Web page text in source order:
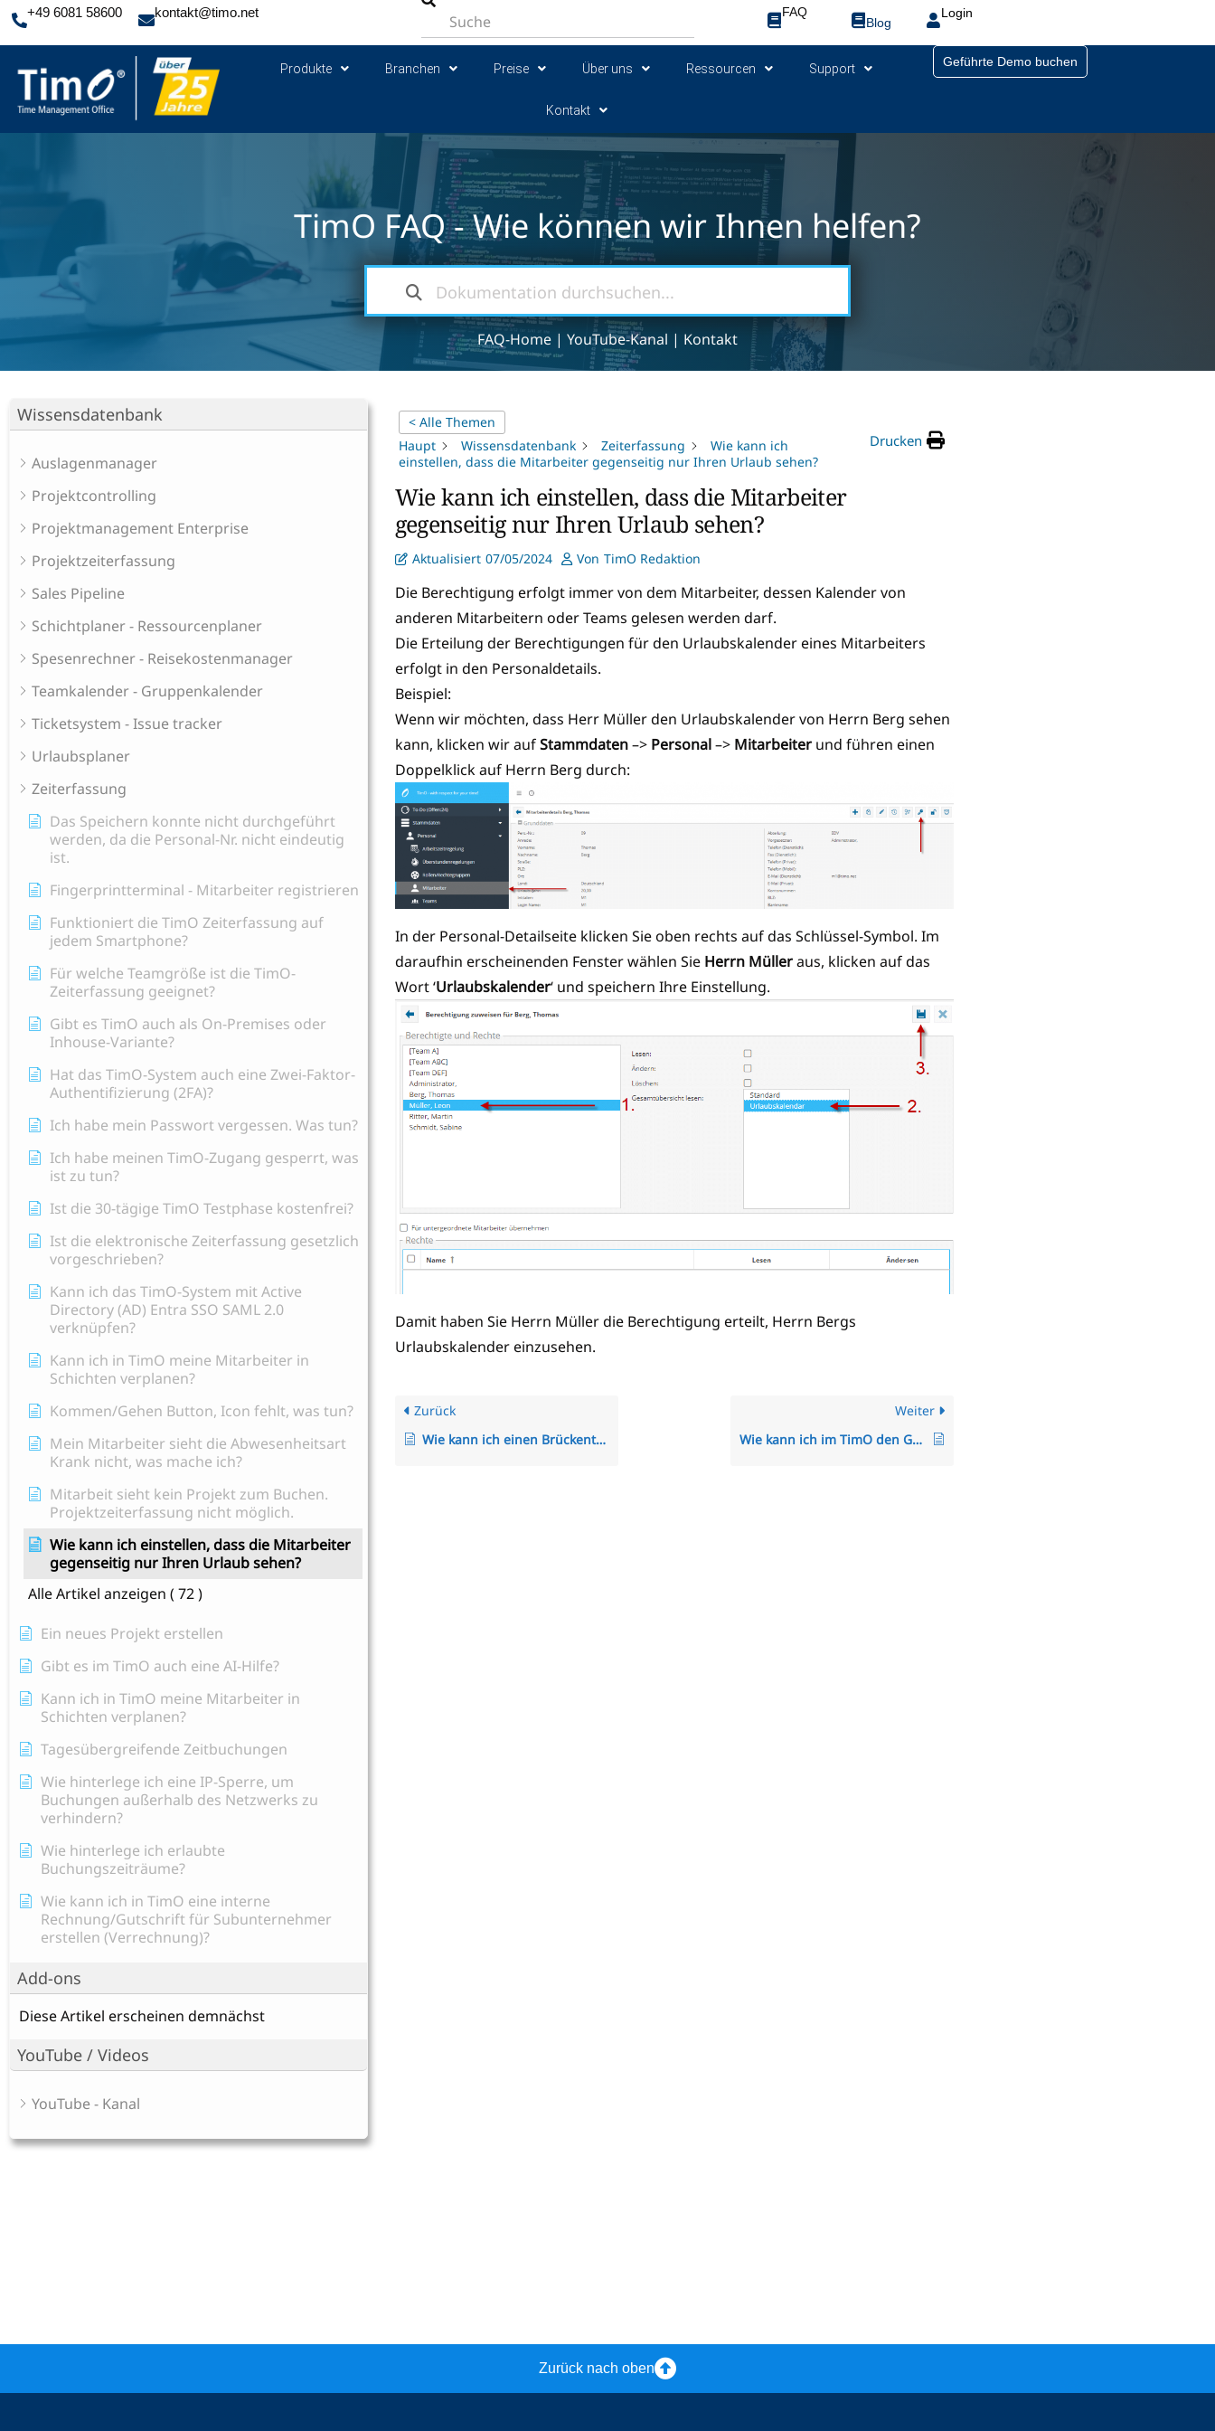
+49 6081 58600 kontakt@timo.net FAQ
Blog
Login
Produkte Branchen Preise Über uns Ressourcen Support
Kontakt
Geführte Demo buchen
TimO FAQ - Wie können wir Ihnen helfen?
FAQ-Home | YouTube-Kanal | Kontakt
Wissensdatenbank
Auslagenmanager
Projektcontrolling
Projektmanagement Enterprise
Projektzeiterfassung
Sales Pipeline
Schichtplaner - Ressourcenplaner
Spesenrechner - Reisekostenmanager
Teamkalender - Gruppenkalender
Ticketsystem - Issue tracker
Urlaubsplaner
Zeiterfassung
Das Speichern konnte nicht durchgeführt
werden, da die Personal-Nr. nicht eindeutig
ist.
Fingerprintterminal - Mitarbeiter registrieren
Funktioniert die TimO Zeiterfassung auf
jedem Smartphone?
Für welche Teamgröße ist die TimO-
Zeiterfassung geeignet?
Gibt es TimO auch als On-Premises oder
Inhouse-Variante?
Hat das TimO-System auch eine Zwei-Faktor-
Authentifizierung (2FA)?
Ich habe mein Passwort vergessen. Was tun?
Ich habe meinen TimO-Zugang gesperrt, was
ist zu tun?
Ist die 30-tägige TimO Testphase kostenfrei?
Ist die elektronische Zeiterfassung gesetzlich
vorgeschrieben?
Kann ich das TimO-System mit Active
Directory (AD) Entra SSO SAML 2.0
verknüpfen?
Kann ich in TimO meine Mitarbeiter in
Schichten verplanen?
Kommen/Gehen Button, Icon fehlt, was tun?
Mein Mitarbeiter sieht die Abwesenheitsart
Krank nicht, was mache ich?
Mitarbeit sieht kein Projekt zum Buchen.
Projektzeiterfassung nicht möglich.
Wie kann ich einstellen, dass die Mitarbeiter
gegenseitig nur Ihren Urlaub sehen?
Alle Artikel anzeigen ( 72 )
Ein neues Projekt erstellen
Gibt es im TimO auch eine AI-Hilfe?
Kann ich in TimO meine Mitarbeiter in
Schichten verplanen?
Tagesübergreifende Zeitbuchungen
Wie hinterlege ich eine IP-Sperre, um
Buchungen außerhalb des Netzwerks zu
verhindern?
Wie hinterlege ich erlaubte
Buchungszeiträume?
Wie kann ich in TimO eine interne
Rechnung/Gutschrift für Subunternehmer
erstellen (Verrechnung)?
Add-ons
Diese Artikel erscheinen demnächst
YouTube / Videos
YouTube - Kanal
< Alle Themen
Haupt
Wissensdatenbank Zeiterfassung
Wie kann ich
einstellen, dass die Mitarbeiter gegenseitig nur Ihren Urlaub sehen?
Drucken
Wie kann ich einstellen, dass die Mitarbeiter
gegenseitig nur Ihren Urlaub sehen?
Aktualisiert 07/05/2024 Von TimO Redaktion
Die Berechtigung erfolgt immer von dem Mitarbeiter, dessen Kalender von
anderen Mitarbeitern oder Teams gelesen werden darf.
Die Erteilung der Berechtigungen für den Urlaubskalender eines Mitarbeiters
erfolgt in den Personaldetails.
Beispiel:
Wenn wir möchten, dass Herr Müller den Urlaubskalender von Herrn Berg sehen
kann, klicken wir aufStammdaten–> Personal–> Mitarbeiter und führen einen
Doppelklick auf Herrn Berg durch:
In der Personal-Detailseite klicken Sie oben rechts auf das Schlüssel-Symbol. Im
daraufhin erscheinenden Fenster wählen Sie Herrn Mülleraus, klicken auf das
Wort ‘Urlaubskalender‘ und speichern Ihre Einstellung.
Damit haben Sie Herrn Müller die Berechtigung erteilt, Herrn Bergs
Urlaubskalender einzusehen.
Zurück
Wie kann ich einen Brückentag als „freier Tag“ in der Arbeitszeitregelung einstellen?
Weiter
Wie kann ich im TimO den Genehmigungsworkflow einstellen?
Zurück nach oben